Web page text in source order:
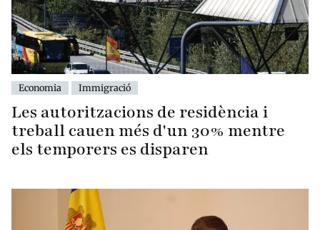
Economia Immigració
Les autoritzacions de residència i
treball cauen més d'un 30% mentre
els temporers es disparen